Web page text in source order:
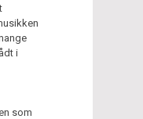
i
som